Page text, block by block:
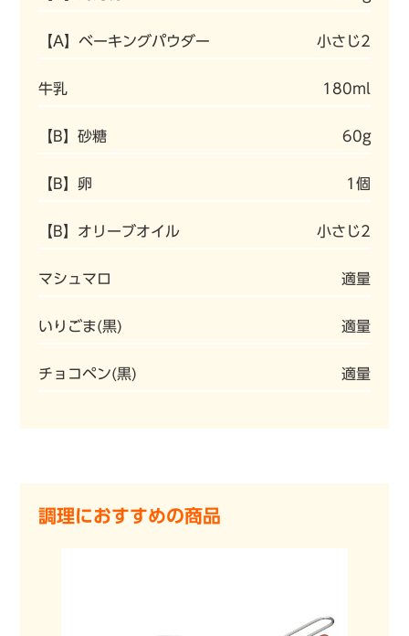
【A】ベーキングパウダー 小さじ2
牛乳 180ml
【B】砂糖 60g
【B】卵 1個
【B】オリーブオイル 小さじ2
マシュマロ 適量
いりごま(黒) 適量
チョコペン(黒) 適量
調理におすすめの商品